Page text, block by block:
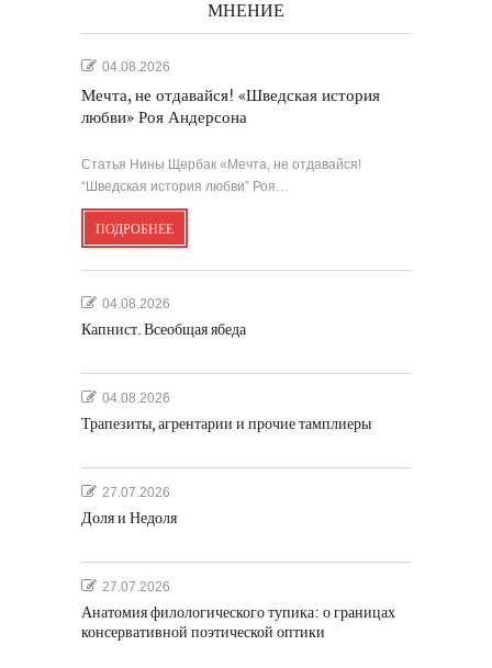
МНЕНИЕ
04.08.2026
Мечта, не отдавайся! «Шведская история
любви» Роя Андерсона
Статья Нины Щербак «Мечта, не отдавайся!
“Шведская история любви” Роя…
ПОДРОБНЕЕ
04.08.2026
Капнист. Всеобщая ябеда
04.08.2026
Трапезиты, агрентарии и прочие тамплиеры
27.07.2026
Доля и Недоля
27.07.2026
Анатомия филологического тупика: о границах
консервативной поэтической оптики